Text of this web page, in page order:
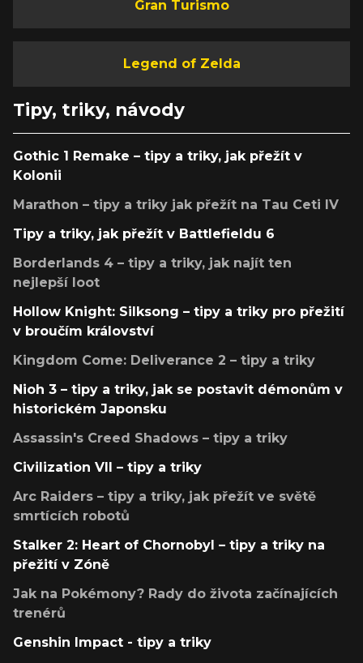
Gran Turismo
Legend of Zelda
Tipy, triky, návody
Gothic 1 Remake – tipy a triky, jak přežít v
Kolonii
Marathon – tipy a triky jak přežít na Tau Ceti IV
Tipy a triky, jak přežít v Battlefieldu 6
Borderlands 4 – tipy a triky, jak najít ten
nejlepší loot
Hollow Knight: Silksong – tipy a triky pro přežití
v broučím království
Kingdom Come: Deliverance 2 – tipy a triky
Nioh 3 – tipy a triky, jak se postavit démonům v
historickém Japonsku
Assassin's Creed Shadows – tipy a triky
Civilization VII – tipy a triky
Arc Raiders – tipy a triky, jak přežít ve světě
smrtících robotů
Stalker 2: Heart of Chornobyl – tipy a triky na
přežití v Zóně
Jak na Pokémony? Rady do života začínajících
trenérů
Genshin Impact - tipy a triky